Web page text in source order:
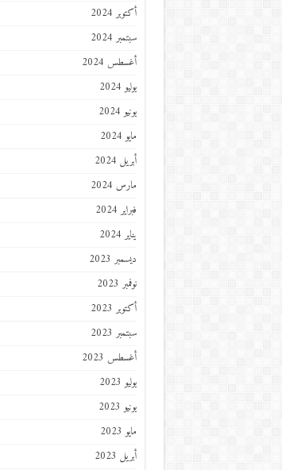
أكتوبر 2024
سبتمبر 2024
أغسطس 2024
يوليو 2024
يونيو 2024
مايو 2024
أبريل 2024
مارس 2024
فبراير 2024
يناير 2024
ديسمبر 2023
نوفمبر 2023
أكتوبر 2023
سبتمبر 2023
أغسطس 2023
يوليو 2023
يونيو 2023
مايو 2023
أبريل 2023